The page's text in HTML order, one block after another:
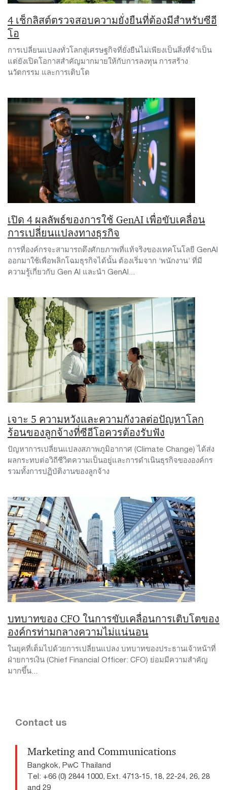
4 เช็กลิสต์ตรวจสอบความยั่งยืนที่ต้องมีสำหรับซีอี
โอ
การเปลี่ยนแปลงทั่วโลกสู่เศรษฐกิจที่ยั่งยืนไม่เพียงเป็นสิ่งที่จำเป็น
แต่ยังเปิดโอกาสสำคัญมากมายให้กับการลงทุน การสร้าง
นวัตกรรม และการเติบโต
เปิด 4 ผลลัพธ์ของการใช้ GenAI เพื่อขับเคลื่อน
การเปลี่ยนแปลงทางธุรกิจ
การที่องค์กรจะสามารถดึงศักยภาพที่แท้จริงของเทคโนโลยี GenAI
ออกมาใช้เพื่อพลิกโฉมธุรกิจได้นั้น ต้องเริ่มจาก ‘พนักงาน’ ที่มี
ความรู้เกี่ยวกับ Gen AI และนำ GenAI...
เจาะ 5 ความหวังและความกังวลต่อปัญหาโลก
ร้อนของลูกจ้างที่ซีอีโอควรต้องรับฟัง
ปัญหาการเปลี่ยนแปลงสภาพภูมิอากาศ (Climate Change) ได้ส่ง
ผลกระทบต่อวิถีชีวิตความเป็นอยู่และการดำเนินธุรกิจขององค์กร
รวมทั้งการปฏิบัติงานของลูกจ้าง
บทบาทของ CFO ในการขับเคลื่อนการเติบโตของ
องค์กรท่ามกลางความไม่แน่นอน
ในยุคที่เต็มไปด้วยการเปลี่ยนแปลง บทบาทของประธานเจ้าหน้าที่
ฝ่ายการเงิน (Chief Financial Officer: CFO) ย่อมมีความสำคัญ
มากขึ้น...
Contact us
Marketing and Communications
Bangkok, PwC Thailand
Tel: +66 (0) 2844 1000, Ext. 4713-15, 18, 22-24, 26, 28
and 29